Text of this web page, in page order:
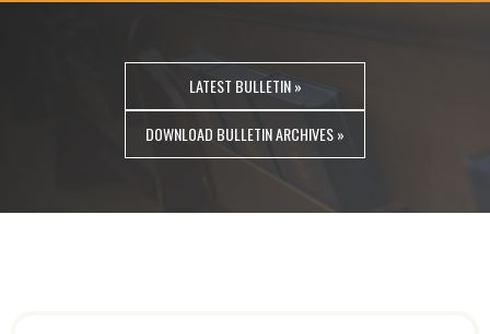
LATEST BULLETIN »
DOWNLOAD BULLETIN ARCHIVES »